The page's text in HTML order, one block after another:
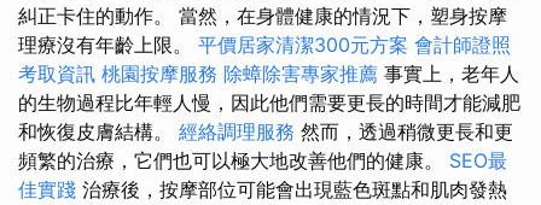
糾正卡住的動作。 當然，在身體健康的情況下，塑身按摩
理療沒有年齡上限。 平價居家清潔300元方案 會計師證照
考取資訊 桃園按摩服務 除蟑除害專家推薦 事實上，老年人
的生物過程比年輕人慢，因此他們需要更長的時間才能減肥
和恢復皮膚結構。 經絡調理服務 然而，透過稍微更長和更
頻繁的治療，它們也可以極大地改善他們的健康。 SEO最
佳實踐 治療後，按摩部位可能會出現藍色斑點和肌肉發熱